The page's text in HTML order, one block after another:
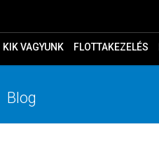
KIK VAGYUNK FLOTTAKEZELÉS
Blog